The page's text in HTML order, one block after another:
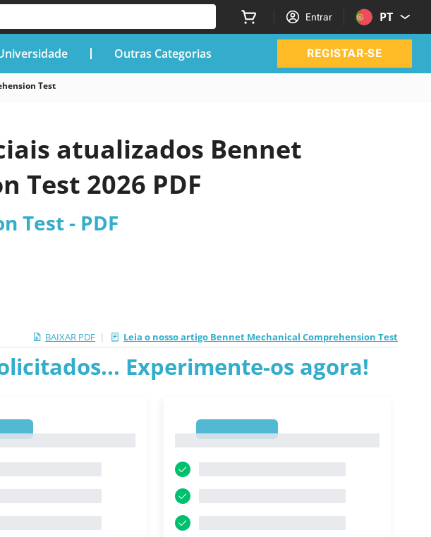
Entrar PT
Outras Categorias REGISTAR-SE
Test
atualizados Bennet
Test 2026 PDF
Test - PDF
BAIXAR PDF | Leia o nosso artigo Bennet Mechanical Comprehension Test
Experimente-os agora!